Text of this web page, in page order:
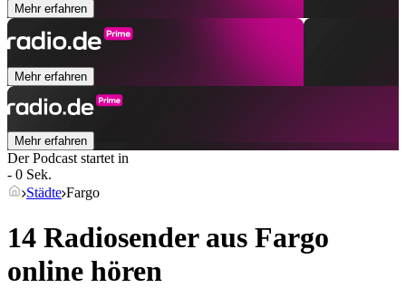
Mehr erfahren
Mehr erfahren
Mehr erfahren
Der Podcast startet in
- 0 Sek.
Städte Fargo
14 Radiosender aus Fargo
online hören